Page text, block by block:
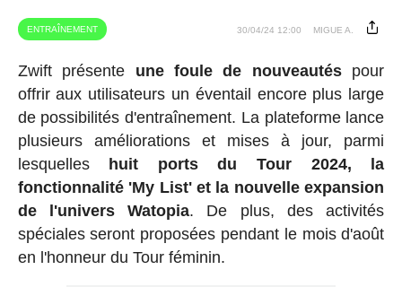
ENTRAÎNEMENT 30/04/24 12:00 MIGUE A.
Zwift présente une foule de nouveautéspour
offrir aux utilisateurs un éventail encore plus large
de possibilités d'entraînement. La plateforme lance
plusieurs améliorations et mises à jour, parmi
lesquelles
huit ports du Tour 2024, la
fonctionnalité 'My List' et la nouvelle expansion
de l'univers Watopia. De plus, des activités
spéciales seront proposées pendant le mois d'août
en l'honneur du Tour féminin.